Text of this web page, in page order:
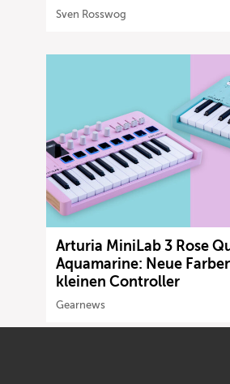
Sven Rosswog
Arturia MiniLab 3 Rose
Aquamarine: Neue
kleinen Controller
Gearnews